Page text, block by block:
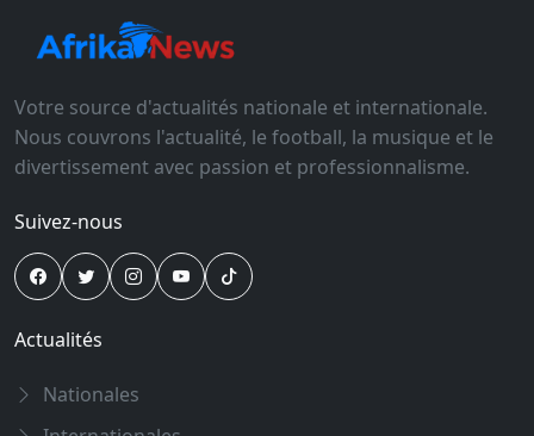
Votre source d'actualités nationale et internationale.
Nous couvrons l'actualité, le football, la musique et le
divertissement avec passion et professionnalisme.
Suivez-nous
Actualités
Nationales